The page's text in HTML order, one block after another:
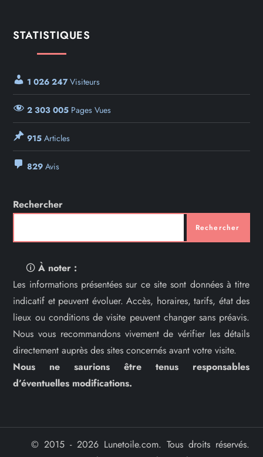
STATISTIQUES
1 026 247Visiteurs
2 303 005 Pages Vues
915 Articles
829 Avis
Rechercher
Rechercher
🛈À noter :
Les informations présentées sur ce site sont données à titre
indicatif et peuvent évoluer. Accès, horaires, tarifs, état des
lieux ou conditions de visite peuvent changer sans préavis.
Nous vous recommandons vivement de vérifier les détails
directement auprès des sites concernés avant votre visite.
Nous ne saurions être tenus responsables
d’éventuelles modifications.
© 2015 - 2026 Lunetoile.com. Tous droits réservés.